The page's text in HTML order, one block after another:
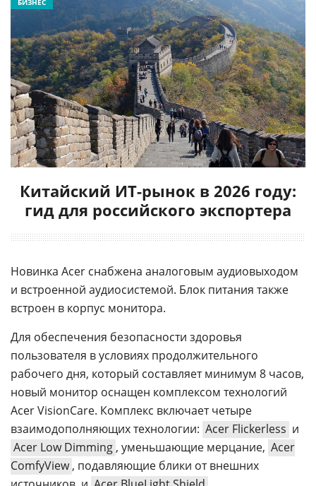
Китайский ИТ-рынок в 2026 году:
гид для российского экспортера
БИЗНЕС
Новинка Acer снабжена аналоговым аудиовыходом
и встроенной аудиосистемой. Блок питания также
встроен в корпус монитора.
Для обеспечения безопасности здоровья
пользователя в условиях продолжительного
рабочего дня, который составляет минимум 8 часов,
новый монитор оснащен комплексом технологий
Acer VisionCare. Комплекс включает четыре
взаимодополняющих технологии: Acer Flickerless и
Acer Low Dimming , уменьшающие мерцание, Acer
ComfyView , подавляющие блики от внешних